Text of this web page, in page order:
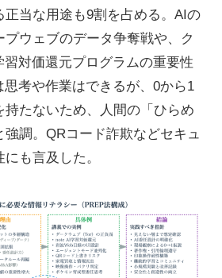
正当な用途も9割を占める。AIの
ウェブのデータ争奪戦や、ク
習対価還元プログラムの重要性
思考や作業はできるが、0から1
持たないため、人間の「ひらめ
強調。QRコード詐欺などセキュ
も言及した。